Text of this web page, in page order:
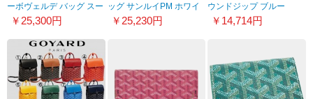
ーボヴェルデ バッグ スー
パーコピー★選べる２色
￥25,300円
ッグ サンルイPM ホワイ
ト GY023
￥25,230円
ウンドジップ ブルー
GY027
￥14,714円